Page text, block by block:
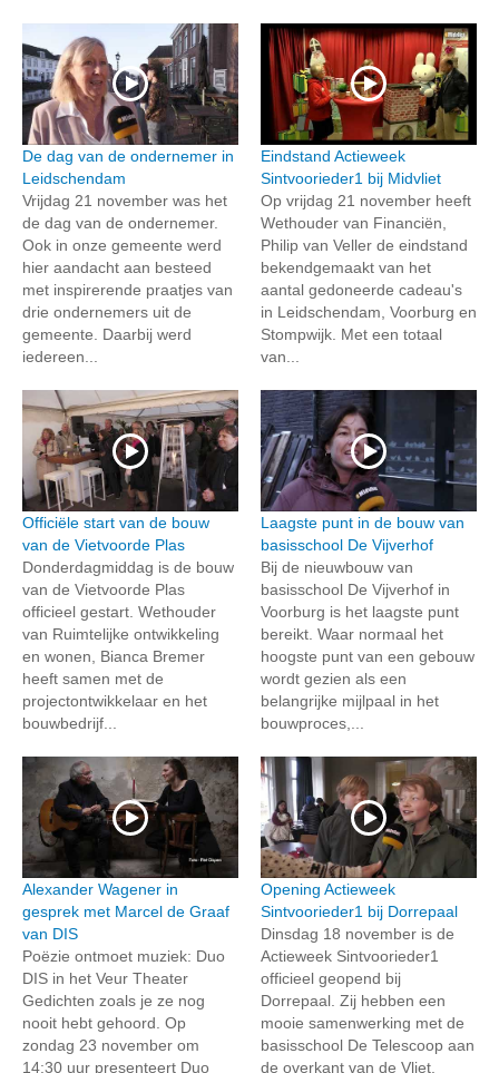
De dag van de ondernemer in
Leidschendam
Vrijdag 21 november was het
de dag van de ondernemer.
Ook in onze gemeente werd
hier aandacht aan besteed
met inspirerende praatjes van
drie ondernemers uit de
gemeente. Daarbij werd
iedereen...
Eindstand Actieweek
Sintvoorieder1 bij Midvliet
Op vrijdag 21 november heeft
Wethouder van Financiën,
Philip van Veller de eindstand
bekendgemaakt van het
aantal gedoneerde cadeau's
in Leidschendam, Voorburg en
Stompwijk. Met een totaal
van...
Officiële start van de bouw
van de Vietvoorde Plas
Donderdagmiddag is de bouw
van de Vietvoorde Plas
officieel gestart. Wethouder
van Ruimtelijke ontwikkeling
en wonen, Bianca Bremer
heeft samen met de
projectontwikkelaar en het
bouwbedrijf...
Laagste punt in de bouw van
basisschool De Vijverhof
Bij de nieuwbouw van
basisschool De Vijverhof in
Voorburg is het laagste punt
bereikt. Waar normaal het
hoogste punt van een gebouw
wordt gezien als een
belangrijke mijlpaal in het
bouwproces,...
Alexander Wagener in
gesprek met Marcel de Graaf
van DIS
Poëzie ontmoet muziek: Duo
DIS in het Veur Theater
Gedichten zoals je ze nog
nooit hebt gehoord. Op
zondag 23 november om
14:30 uur presenteert Duo
Opening Actieweek
Sintvoorieder1 bij Dorrepaal
Dinsdag 18 november is de
Actieweek Sintvoorieder1
officieel geopend bij
Dorrepaal. Zij hebben een
mooie samenwerking met de
basisschool De Telescoop aan
de overkant van de Vliet.